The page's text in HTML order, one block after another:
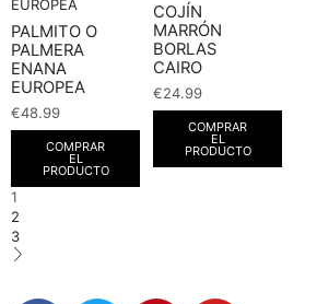
PALMITO O
PALMERA
ENANA
EUROPEA
€48.99
COMPRAR
EL
PRODUCTO
COJÍN
MARRÓN
BORLAS
CAIRO
€24.99
COMPRAR
EL
PRODUCTO
1
2
3